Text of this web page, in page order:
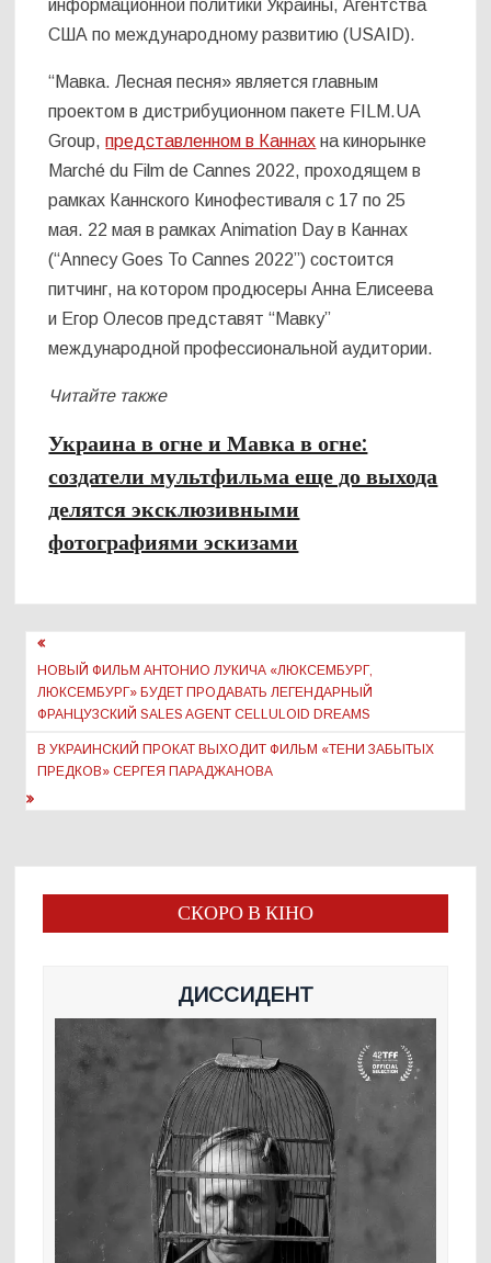
информационной политики Украины, Агентства
США по международному развитию (USAID).
“Мавка. Лесная песня» является главным
проектом в дистрибуционном пакете FILM.UA
Group,представленном в Каннах на кинорынке
Marché du Film de Cannes 2022, проходящем в
рамках Каннского Кинофестиваля с 17 по 25
мая. 22 мая в рамках Animation Day в Каннах
(“Annecy Goes To Cannes 2022”) состоится
питчинг, на котором продюсеры Анна Елисеева
и Егор Олесов представят “Мавку”
международной профессиональной аудитории.
Читайте также
Украина в огне и Мавка в огне:
создатели мультфильма еще до выхода
делятся эксклюзивными
фотографиями эскизами
Навигация
по
записям
НОВЫЙ ФИЛЬМ АНТОНИО ЛУКИЧА «ЛЮКСЕМБУРГ,
ЛЮКСЕМБУРГ» БУДЕТ ПРОДАВАТЬ ЛЕГЕНДАРНЫЙ
ФРАНЦУЗСКИЙ SALES AGENT CELLULOID DREAMS
В УКРАИНСКИЙ ПРОКАТ ВЫХОДИТ ФИЛЬМ «ТЕНИ ЗАБЫТЫХ
ПРЕДКОВ» СЕРГЕЯ ПАРАДЖАНОВА
СКОРО В КІНО
ДИССИДЕНТ